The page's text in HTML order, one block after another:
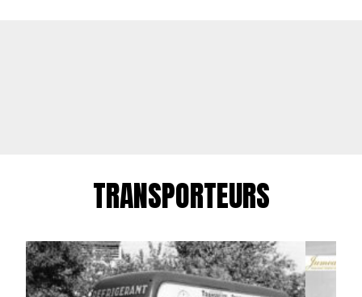
TRANSPORTEURS